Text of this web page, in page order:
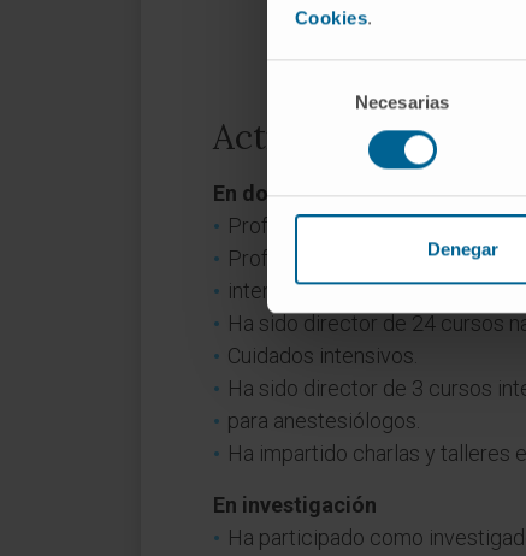
Cookies.
consentimiento
Necesarias
Denegar
Actividad
En docencia
Profesor adjunto de la
Profesor responsable de la
intensivos”.
Ha sido director de 24 cursos
Cuidados intensivos.
Ha sido director de 3 cursos
para anestesiólogos.
Ha impartido charlas y talleres
En investigación
Ha participado como